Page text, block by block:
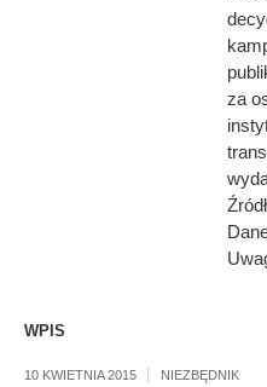
za
WPIS
10 KWIETNIA 2015 NIEZBĘDNIK